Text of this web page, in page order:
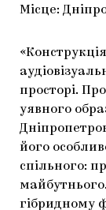
Місце:
просторі.
уявного
його
спільного:
гібридному